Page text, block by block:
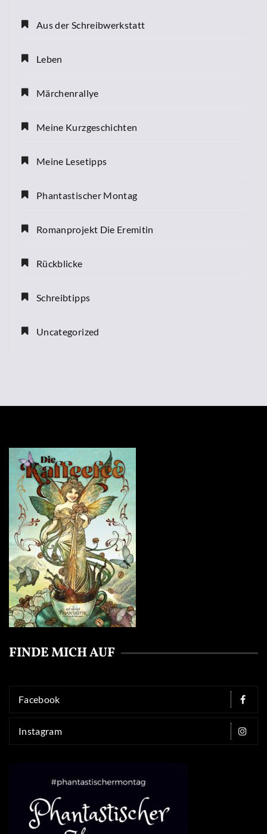
Aus der Schreibwerkstatt
Leben
Märchenrallye
Meine Kurzgeschichten
Meine Lesetipps
Phantastischer Montag
Romanprojekt Die Eremitin
Rückblicke
Schreibtipps
Uncategorized
FINDE MICH AUF
Facebook
Instagram